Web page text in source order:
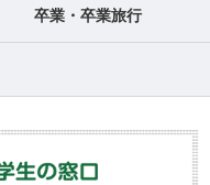
卒業・卒業旅行